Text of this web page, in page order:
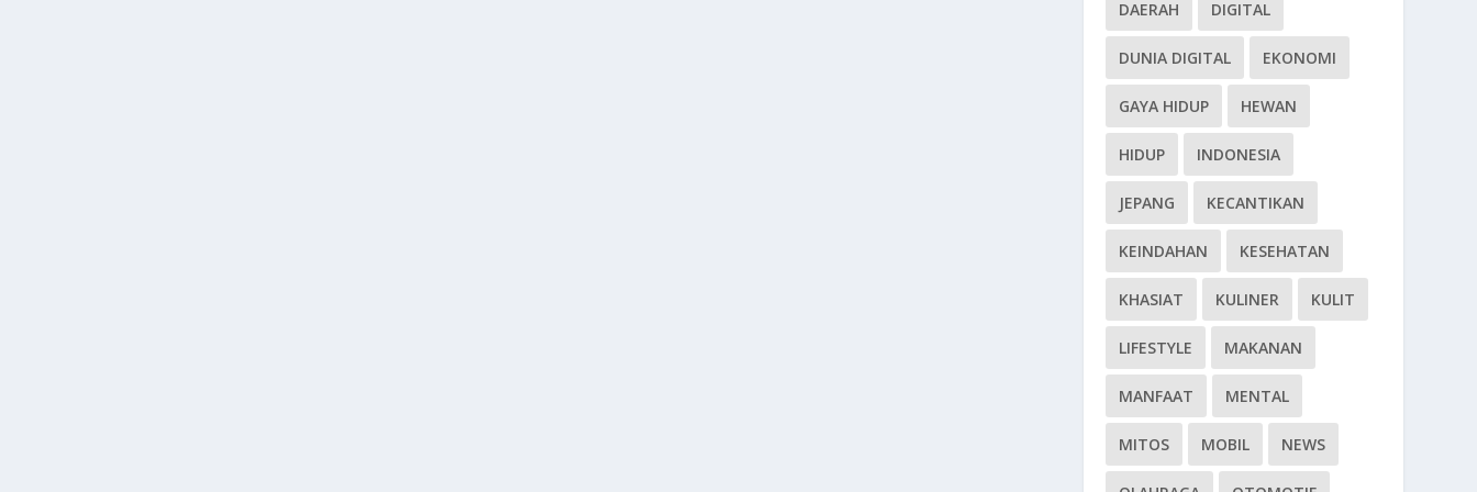
DAERAH DIGITAL
DUNIA DIGITAL EKONOMI
GAYA HIDUP HEWAN
HIDUP INDONESIA
JEPANG KECANTIKAN
KEINDAHAN KESEHATAN
KHASIAT KULINER KULIT
LIFESTYLE MAKANAN
MANFAAT MENTAL
MITOS MOBIL NEWS